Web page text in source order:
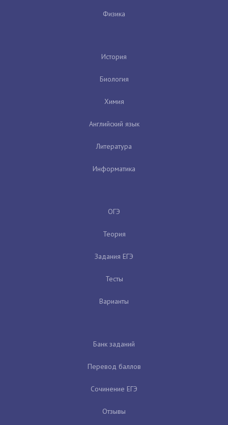
Физика
История
Биология
Химия
Английский язык
Литература
Информатика
ОГЭ
Теория
Задания ЕГЭ
Тесты
Варианты
Банк заданий
Перевод баллов
Сочинение ЕГЭ
Отзывы